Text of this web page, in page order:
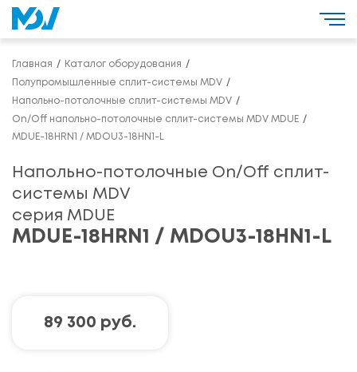
Главная Каталог оборудования
Полупромышленные сплит-системы MDV
Напольно-потолочные сплит-системы MDV
On/Off напольно-потолочные сплит-системы MDV MDUE
MDUE-18HRN1 / MDOU3-18HN1-L
Напольно-потолочные On/Off сплит-
системы MDV
серия MDUE
MDUE-18HRN1 / MDOU3-18HN1-L
89 300 руб.